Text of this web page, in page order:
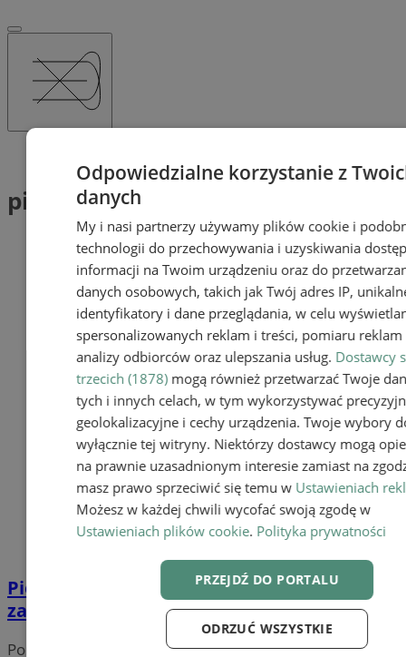
pier (1)
Pies służbowy Pirania podjął trop i pomógł
zatrzymać sprawcę kradzieży
Portal należy do sieci
Odpowiedzialne korzystanie z
danych
My i nasi partnerzy używamy plików cookie i
technologii do przechowywania i uzyskiwania
informacji na Twoim urządzeniu oraz do
danych osobowych, takich jak Twój adres IP,
identyfikatory i dane przeglądania, w celu
spersonalizowanych reklam i treści, pomiaru reklam
analizy odbiorców oraz ulepszania usług. Dostawcy
trzecich (1878) mogą również przetwarzać Twoje
tych i innych celach, w tym wykorzystywać
geolokalizacyjne i cechy urządzenia. Twoje wybory
wyłącznie tej witryny. Niektórzy dostawcy mogą
na prawnie uzasadnionym interesie zamiast na
masz prawo sprzeciwić się temu w Ustawieniach
Możesz w każdej chwili wycofać swoją zgodę w
Ustawieniach plików cookie. Polityka prywatności
PRZEJDŹ DO PORTALU
ODRZUĆ WSZYSTKIE